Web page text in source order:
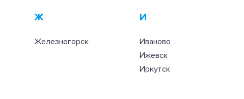
Ж
Железногорск
И
Иваново
Ижевск
Иркутск